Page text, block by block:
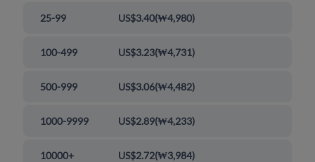
25-99 US$3.40(₩4,980)
100-499 US$3.23(₩4,731)
500-999 US$3.06(₩4,482)
1000-9999 US$2.89(₩4,233)
10000+ US$2.72(₩3,984)